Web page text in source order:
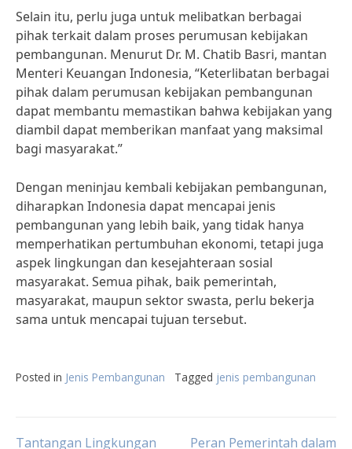
Selain itu, perlu juga untuk melibatkan berbagai
pihak terkait dalam proses perumusan kebijakan
pembangunan. Menurut Dr. M. Chatib Basri, mantan
Menteri Keuangan Indonesia, “Keterlibatan berbagai
pihak dalam perumusan kebijakan pembangunan
dapat membantu memastikan bahwa kebijakan yang
diambil dapat memberikan manfaat yang maksimal
bagi masyarakat.”
Dengan meninjau kembali kebijakan pembangunan,
diharapkan Indonesia dapat mencapai jenis
pembangunan yang lebih baik, yang tidak hanya
memperhatikan pertumbuhan ekonomi, tetapi juga
aspek lingkungan dan kesejahteraan sosial
masyarakat. Semua pihak, baik pemerintah,
masyarakat, maupun sektor swasta, perlu bekerja
sama untuk mencapai tujuan tersebut.
Posted in Jenis Pembangunan Tagged jenis pembangunan
Tantangan Lingkungan
Peran Pemerintah dalam